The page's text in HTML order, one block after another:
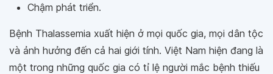
Chậm phát triển.
Bệnh Thalassemia xuất hiện ở mọi quốc gia, mọi dân tộc
và ảnh hưởng đến cả hai giới tính. Việt Nam hiện đang là
một trong những quốc gia có tỉ lệ người mắc bệnh thiếu